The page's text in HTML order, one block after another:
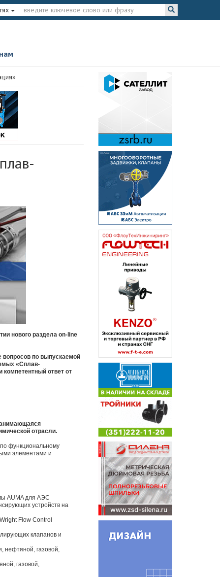
нового раздела on-line
по выпускаемой
«Сплав-
ответ от
отрасли.
функциональному
элементами и
AUMA для АЭС
устройств на
Flow Control
клапанов и
нефтяной, газовой,
газовой,